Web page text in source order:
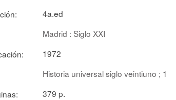
4a.ed
Madrid : Siglo XXI
1972
Historia universal siglo veintiuno ; 1
379 p.